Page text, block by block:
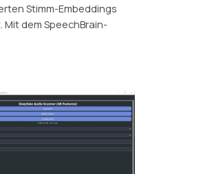
Stimm-Embeddings
Mit dem SpeechBrain-